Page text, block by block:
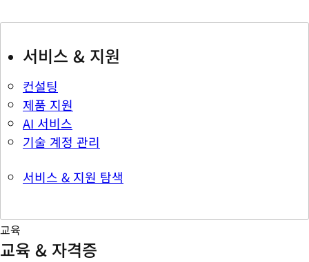
서비스 & 지원
컨설팅
제품 지원
AI 서비스
기술 계정 관리
서비스 & 지원 탐색
교육
교육 & 자격증